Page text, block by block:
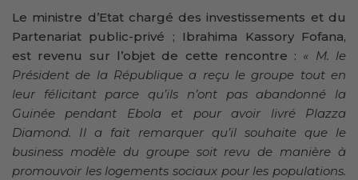
Le ministre d’Etat chargé des investissements et du
Partenariat public-privé ; Ibrahima Kassory Fofana,
est revenu sur l’objet de cette rencontre : « M. le
Président de la République a reçu le groupe tout en
leur félicitant parce qu’ils n’ont pas abandonné la
Guinée pendant Ebola et pour avoir livré Plazza
Diamond. Il a fait remarquer qu’il souhaite que le
business modèle du groupe soit revu de manière à
promouvoir les logements sociaux pour les populations.